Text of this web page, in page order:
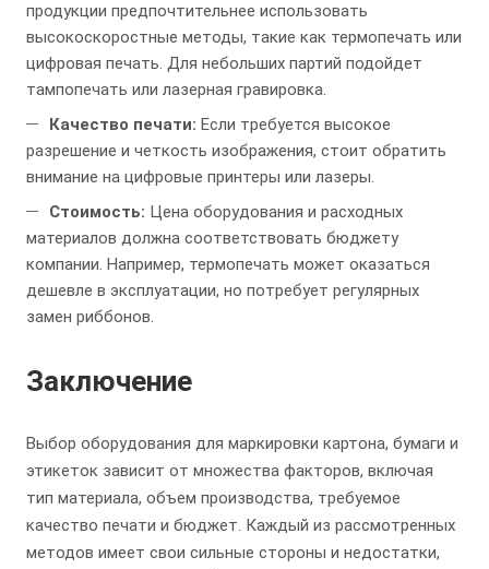
продукции предпочтительнее использовать
высокоскоростные методы, такие как термопечать или
цифровая печать. Для небольших партий подойдет
тампопечать или лазерная гравировка.
Качество печати: Если требуется высокое
разрешение и четкость изображения, стоит обратить
внимание на цифровые принтеры или лазеры.
Стоимость: Цена оборудования и расходных
материалов должна соответствовать бюджету
компании. Например, термопечать может оказаться
дешевле в эксплуатации, но потребует регулярных
замен риббонов.
Заключение
Выбор оборудования для маркировки картона, бумаги и
этикеток зависит от множества факторов, включая
тип материала, объем производства, требуемое
качество печати и бюджет. Каждый из рассмотренных
методов имеет свои сильные стороны и недостатки,